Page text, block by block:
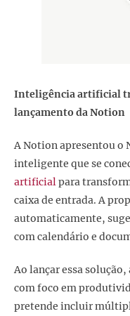
Inteligência artificial
lançamento da Notion
A Notion apresentou
inteligente que se
artificialpara
caixa de entrada. A
automaticamente,
com calendário e
Ao lançar essa
com foco em
pretende incluir